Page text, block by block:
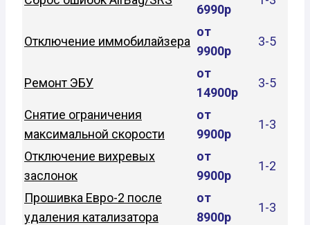
6990р
Отключение иммобилайзера
от
9900р
3-5
Ремонт ЭБУ
от
14900р
3-5
Снятие ограничения
максимальной скорости
от
9900р
1-3
Отключение вихревых
заслонок
от
9900р
1-2
Прошивка Евро-2 после
удаления катализатора
от
8900р
1-3